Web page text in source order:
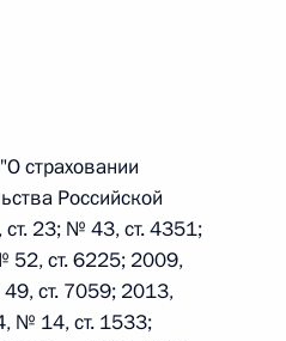
состояния»
«О внесении
страховании
Российской
23; № 43, ст. 4351;
ст. 6225; 2009,
ст. 7059; 2013,
№ 14, ст. 1533;